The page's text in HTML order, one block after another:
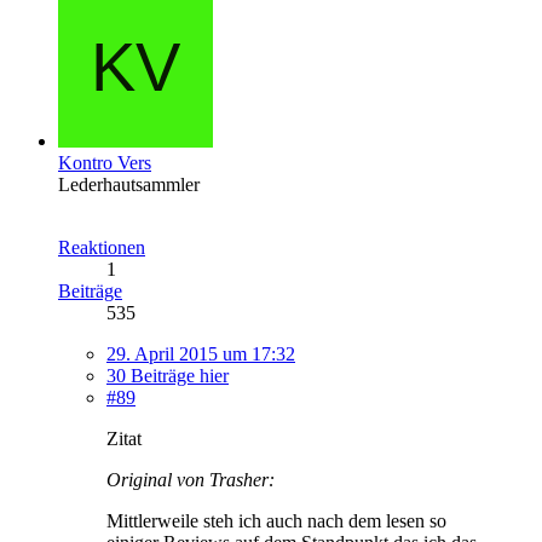
Kontro Vers
Lederhautsammler
Reaktionen
1
Beiträge
535
29. April 2015 um 17:32
30 Beiträge hier
#89
Zitat
Original von Trasher:
Mittlerweile steh ich auch nach dem lesen so